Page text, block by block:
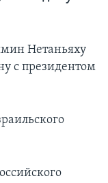
Нетаньяху
с президентом